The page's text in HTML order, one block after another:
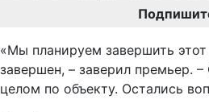
«Мы планируем завершить
завершен, – заверил премьер.
целом по объекту. Остались